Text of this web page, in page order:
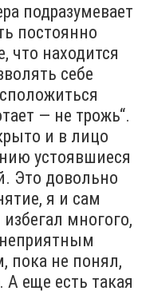
подразумевает
постоянно
что находится
себе
— не трожь“.
и в лицо
устоявшиеся
Это довольно
я и сам
многого,
пока не понял,
А еще есть такая